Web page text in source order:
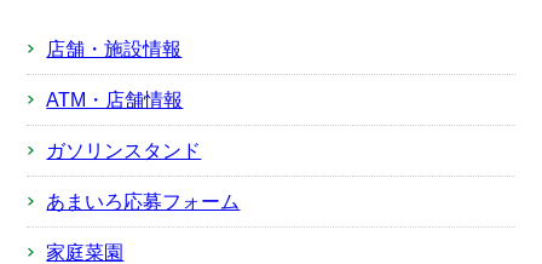
店舗・施設情報
ATM・店舗情報
ガソリンスタンド
あまいろ応募フォーム
家庭菜園